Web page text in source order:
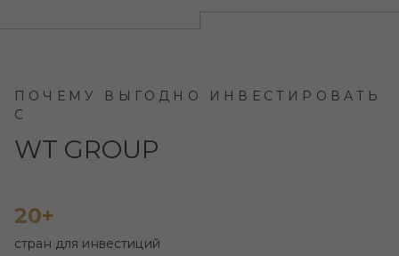
ПОЧЕМУ ВЫГОДНО ИНВЕСТИРОВАТЬ
С
WT GROUP
20+
стран для инвестиций